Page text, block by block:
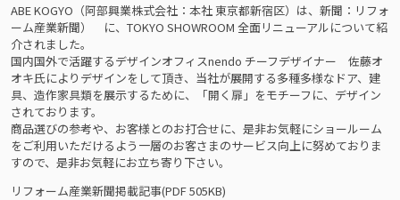
ABE KOGYO（阿部興業株式会社：本社 東京都新宿区）は、新聞：リフォ
ーム産業新聞） に、TOKYO SHOWROOM 全面リニューアルについて紹
介されました。
国内国外で活躍するデザインオフィスnendo チーフデザイナー 佐藤オ
オキ氏によりデザインをして頂き、当社が展開する多種多様なドア、建
具、造作家具類を展示するために、「開く扉」をモチーフに、デザイン
されております。
商品選びの参考や、お客様とのお打合せに、是非お気軽にショールーム
をご利用いただけるよう一層のお客さまのサービス向上に努めておりま
すので、是非お気軽にお立ち寄り下さい。
リフォーム産業新聞掲載記事(PDF 505KB)